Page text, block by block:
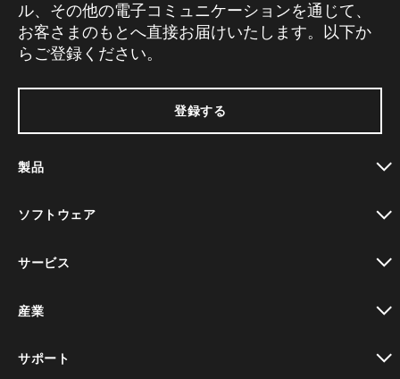
ル、その他の電子コミュニケーションを通じて、
お客さまのもとへ直接お届けいたします。以下か
らご登録ください。
登録する
製品
ソフトウェア
サービス
産業
サポート